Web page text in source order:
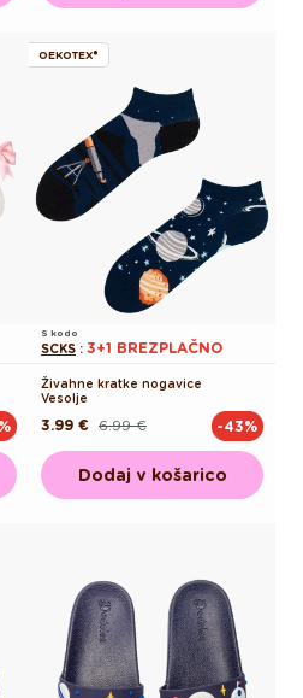
OEKOTEX®
S kodo
SCKS : 3+1 BREZPLAČNO
Živahne kratke nogavice
Vesolje
Redna 6.99 €
Akcijska
3.99 € -43%
Dodaj v košarico